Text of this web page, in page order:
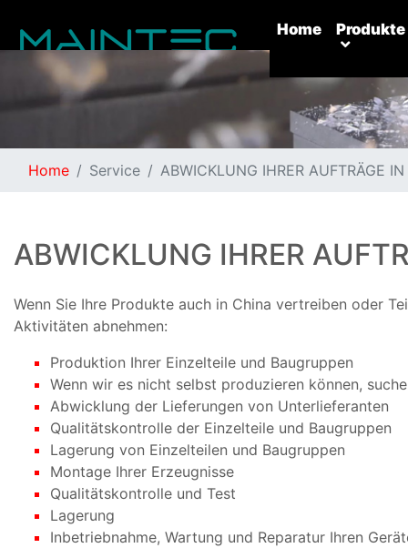
Home(current)
Produkte
Kontakt Uns：
Room 1005, Building 9, No. 99, Tianzhou Road, Shanghai,
Tel：0086-21-64272678
Fax：0086-21-34241866
© 2017-2018 Company, Inc.
Home Service ABWICKLUNG IHRER AUFTRÄGE
ABWICKLUNG IHRER
Wenn Sie Ihre Produkte auch in China vertreiben oder
Aktivitäten abnehmen:
Produktion Ihrer Einzelteile und Baugruppen
Wenn wir es nicht selbst produzieren können,
Abwicklung der Lieferungen von Unterlieferanten
Qualitätskontrolle der Einzelteile und Baugruppen
Lagerung von Einzelteilen und Baugruppen
Montage Ihrer Erzeugnisse
Qualitätskontrolle und Test
Lagerung
Inbetriebnahme, Wartung und Reparatur Ihren